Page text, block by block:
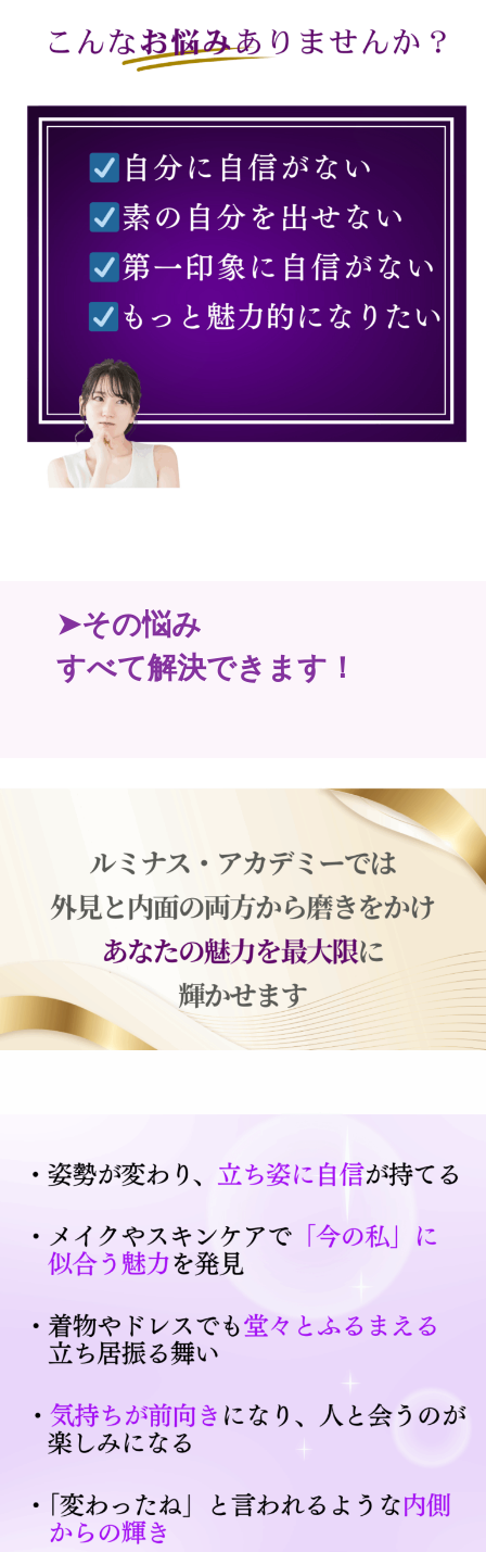
➤その悩み
すべて解決できます！